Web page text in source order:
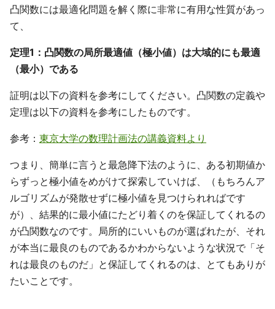
凸関数には最適化問題を解く際に非常に有用な性質があっ
て、
定理1：凸関数の局所最適値（極小値）は大域的にも最適
（最小）である
証明は以下の資料を参考にしてください。凸関数の定義や
定理は以下の資料を参考にしたものです。
参考： 東京大学の数理計画法の講義資料より
つまり、簡単に言うと最急降下法のように、ある初期値か
らずっと極小値をめがけて探索していけば、（もちろんア
ルゴリズムが発散せずに極小値を見つけられればです
が）、結果的に最小値にたどり着くのを保証してくれるの
が凸関数なのです。局所的にいいものが選ばれたが、それ
が本当に最良のものであるかわからないような状況で「そ
れは最良のものだ」と保証してくれるのは、とてもありが
たいことです。